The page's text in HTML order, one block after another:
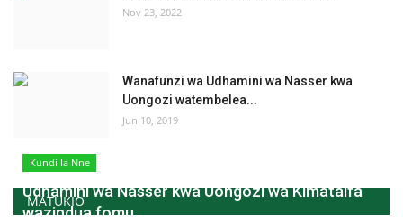
Nov 23, 2022
Wanafunzi wa Udhamini wa Nasser kwa
Uongozi watembelea...
Jun 10, 2019
MATUKIO
Kundi la Nne
Udhamini wa Nasser kwa Uongozi wa Kimataifa
wazindua fomu...